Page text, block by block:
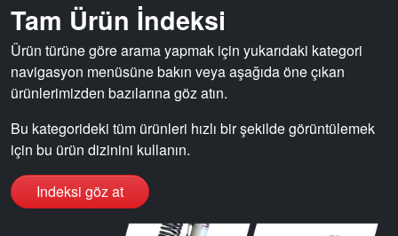
Konumlar
Haberler
Sürdürülebilirlik
Tam Ürün İndeksi
Ürün türüne göre arama yapmak için yukarıdaki kategori
navigasyon menüsüne bakın veya aşağıda öne çıkan
ürünlerimizden bazılarına göz atın.
Bu kategorideki tüm ürünleri hızlı bir şekilde görüntülemek
için bu ürün dizinini kullanın.
Indeksi göz at